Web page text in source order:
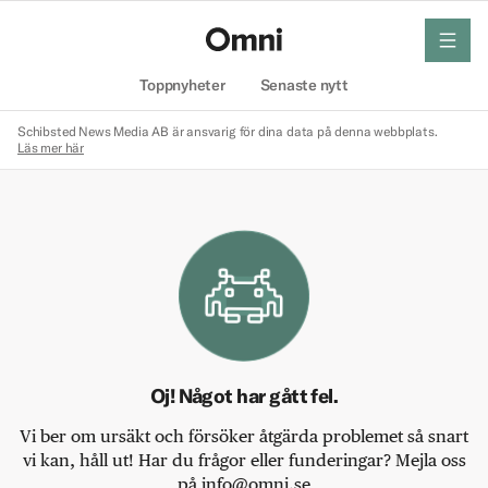
Toppnyheter Senaste nytt
meny
Schibsted News Media AB är ansvarig för dina data på denna webbplats.
Läs mer här
Oj! Något har gått fel.
Vi ber om ursäkt och försöker åtgärda problemet så snart
vi kan, håll ut! Har du frågor eller funderingar? Mejla oss